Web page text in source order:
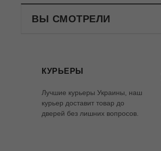
ВЫ СМОТРЕЛИ
КУРЬЕРЫ
Лучшие курьеры Украины, наш
курьер доставит товар до
дверей без лишних вопросов.